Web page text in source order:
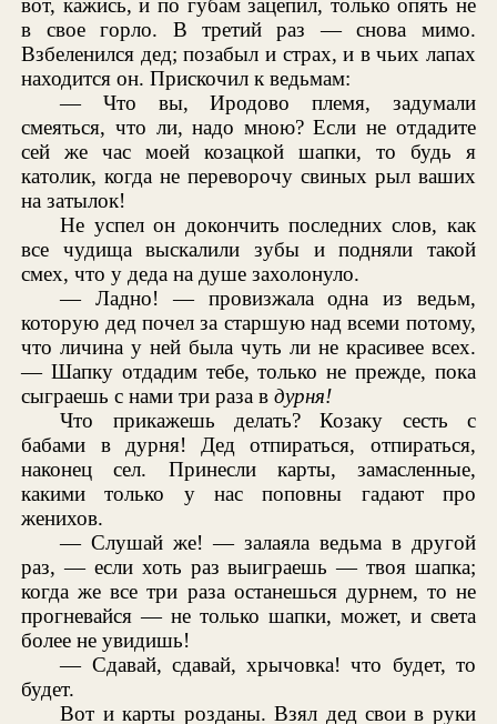
вот, кажись, и по губам зацепил, только опять не
в свое горло. В третий раз — снова мимо.
Взбеленился дед; позабыл и страх, и в чьих лапах
находится он. Прискочил к ведьмам:
— Что вы, Иродово племя, задумали
смеяться, что ли, надо мною? Если не отдадите
сей же час моей козацкой шапки, то будь я
католик, когда не переворочу свиных рыл ваших
на затылок!
Не успел он докончить последних слов, как
все чудища выскалили зубы и подняли такой
смех, что у деда на душе захолонуло.
— Ладно! — провизжала одна из ведьм,
которую дед почел за старшую над всеми потому,
что личина у ней была чуть ли не красивее всех.
— Шапку отдадим тебе, только не прежде, пока
сыграешь с нами три раза вдурня!
Что прикажешь делать? Козаку сесть с
бабами в дурня! Дед отпираться, отпираться,
наконец сел. Принесли карты, замасленные,
какими только у нас поповны гадают про
женихов.
— Слушай же! — залаяла ведьма в другой
раз, — если хоть раз выиграешь — твоя шапка;
когда же все три раза останешься дурнем, то не
прогневайся — не только шапки, может, и света
более не увидишь!
— Сдавай, сдавай, хрычовка! что будет, то
будет.
Вот и карты розданы. Взял дед свои в руки